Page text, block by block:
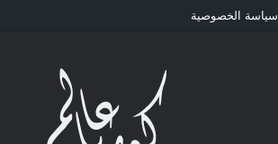
سياسة الخصوصية